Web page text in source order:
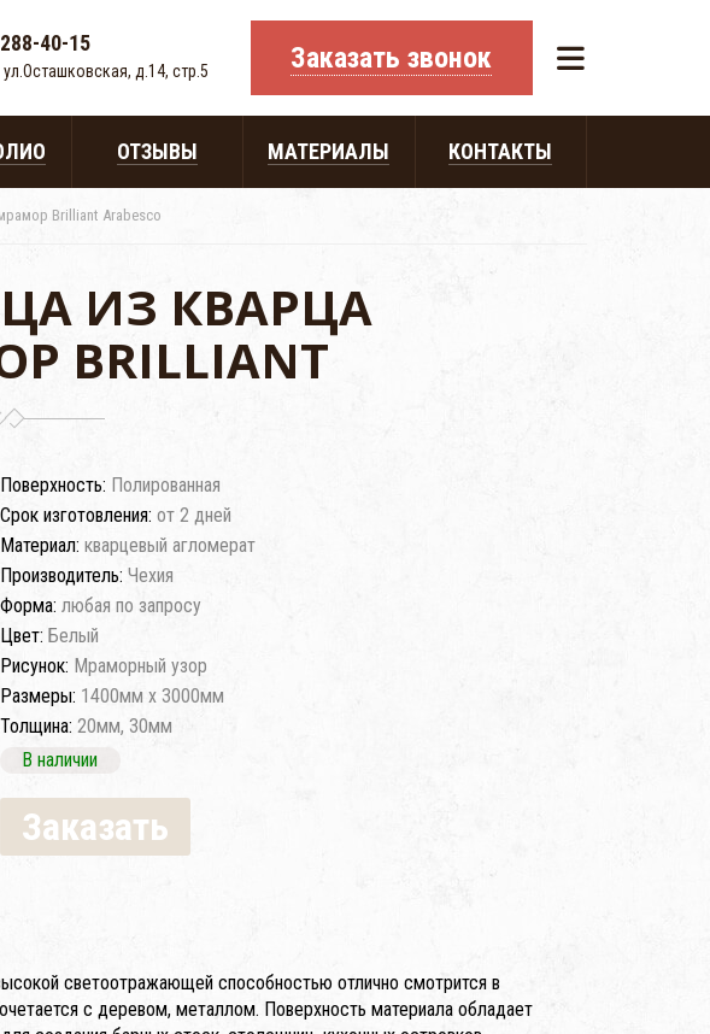
40-15
д.14, стр.5 Заказать звонок
ОТЗЫВЫ МАТЕРИАЛЫ КОНТАКТЫ
Brilliant Arabesco
ИЗ КВАРЦА
BRILLIANT
Поверхность: Полированная
Срок изготовления: от 2 дней
Материал: кварцевый агломерат
Производитель: Чехия
Форма: любая по запросу
Цвет: Белый
Рисунок: Мраморный узор
Размеры: 1400мм x 3000мм
Толщина: 20мм, 30мм
В наличии
Заказать
светоотражающей способностью отлично смотрится в
с деревом, металлом. Поверхность материала обладает